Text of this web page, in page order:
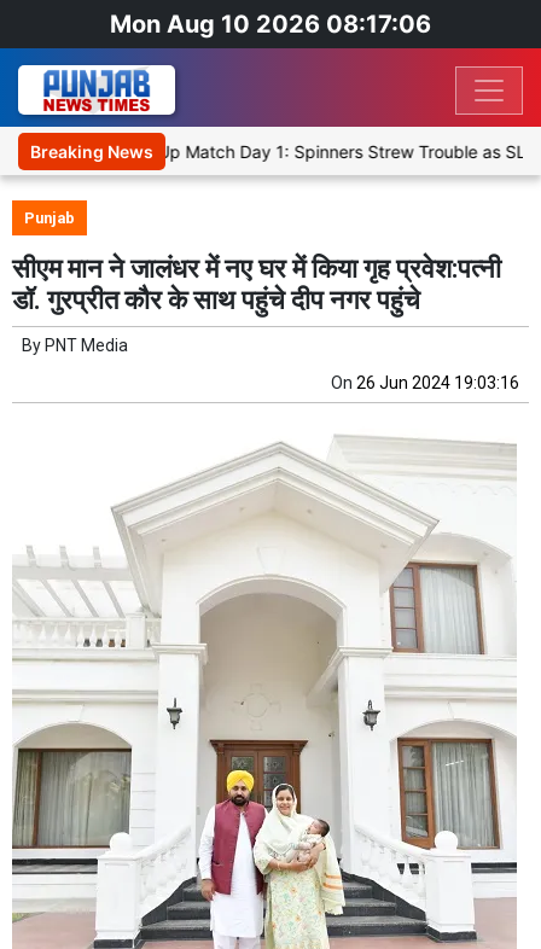
Mon Aug 10 2026 08:17:06
Breaking News
XI, Warm-Up Match Day 1: Spinners Strew Trouble as SLC XI
Punjab
सीएम मान ने जालंधर में नए घर में किया गृह प्रवेश:पत्नी
डॉ. गुरप्रीत कौर के साथ पहुंचे दीप नगर पहुंचे
By PNT Media
On 26 Jun 2024 19:03:16